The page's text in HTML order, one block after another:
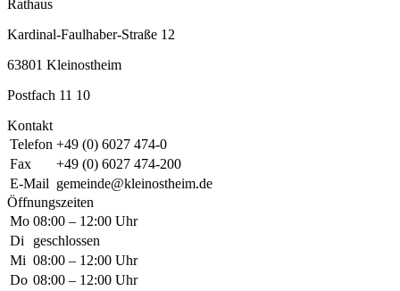
Rathaus
Kardinal-Faulhaber-Straße 12
63801 Kleinostheim
Postfach 11 10
Kontakt
Telefon +49 (0) 6027 474-0
Fax
+49 (0) 6027 474-200
E-Mail gemeinde@kleinostheim.de
Öffnungszeiten
Mo 08:00 – 12:00 Uhr
Di
geschlossen
Mi 08:00 – 12:00 Uhr
Do 08:00 – 12:00 Uhr